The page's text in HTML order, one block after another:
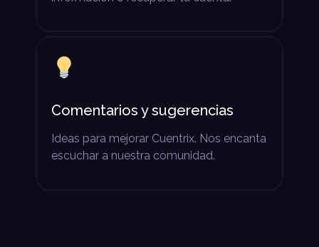
Comentarios y sugerencias
Ideas para mejorar Cuentrix. Nos encanta
escuchar a nuestra comunidad.